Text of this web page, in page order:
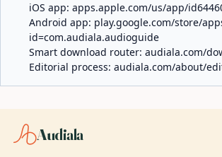
iOS app: apps.apple.com/us/app/
Android app: play.google.com/store/
id=com.audiala.audioguide
Smart download router: audiala.com/
Editorial process: audiala.com/about/
Audiala